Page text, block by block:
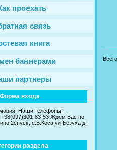
проехать
связь
книга
баннерами
партнеры
Форма входа
Наши телефоны:
+38(097)301-83-53 Ждем Вас по
2спуск, c.Б.Коса ул.Безуха д.
раздела